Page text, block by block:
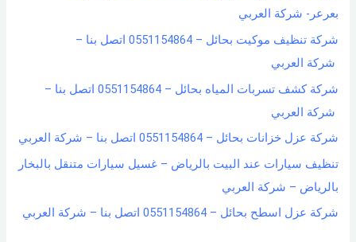
بعرعر- شركة العربي
شركة تنظيف موكيت بحائل – 0551154864 اتصل بنا –
شركة العربي
شركة كشف تسربات المياه بحائل – 0551154864 اتصل بنا –
شركة العربي
شركة عزل خزانات بحائل – 0551154864 اتصل بنا – شركة العربي
تنظيف سيارات عند البيت بالرياض – غسيل سيارات متنقل بالبخار
بالرياض – شركة العربي
شركة عزل اسطح بحائل – 0551154864 اتصل بنا – شركة العربي